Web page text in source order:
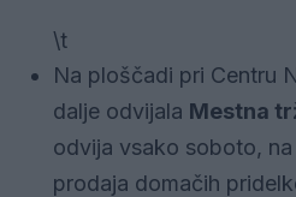
\t
Na ploščadi pri Centru
dalje odvijala Mestna
odvija vsako soboto,
prodaja domačih